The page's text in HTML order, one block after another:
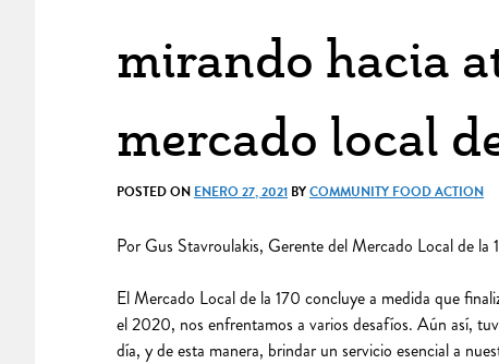
mirando hacia
mercado local
POSTED ON ENERO 27, 2021 BYCOMMUNITY FOOD ACTION
Por Gus Stavroulakis, Gerentedel Mercado Local de la
El Mercado Local de la 170 concluye a medida que
el 2020, nos enfrentamos a varios desafíos. Aún así,
día, y de esta manera, brindar un servicio esencial a